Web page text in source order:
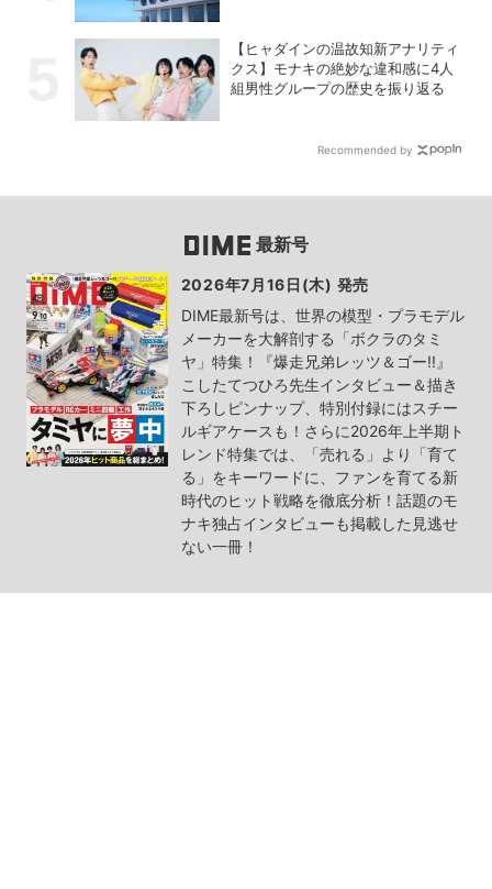
【ヒャダインの温故知新アナリティ
クス】モナキの絶妙な違和感に4人
組男性グループの歴史を振り返る
Recommended by
最新号
2026年7月16日(木) 発売
DIME最新号は、世界の模型・プラモデル
メーカーを大解剖する「ボクラのタミ
ヤ」特集！『爆走兄弟レッツ＆ゴー!!』
こしたてつひろ先生インタビュー＆描き
下ろしピンナップ、特別付録にはスチー
ルギアケースも！さらに2026年上半期ト
レンド特集では、「売れる」より「育て
る」をキーワードに、ファンを育てる新
時代のヒット戦略を徹底分析！話題のモ
ナキ独占インタビューも掲載した見逃せ
ない一冊！